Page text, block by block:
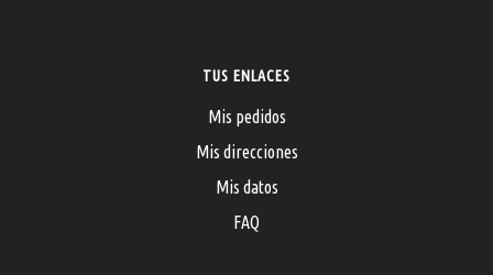
TUS ENLACES
Mis pedidos
Mis direcciones
Mis datos
FAQ